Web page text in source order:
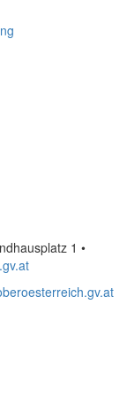
1 •